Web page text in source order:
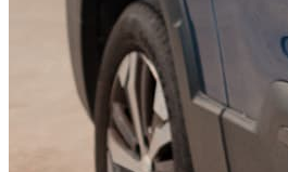
KGM Pickups